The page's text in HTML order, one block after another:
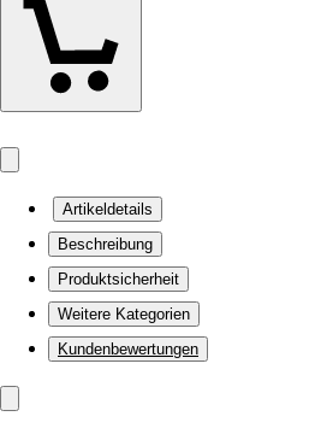
Artikeldetails
Beschreibung
Produktsicherheit
Weitere Kategorien
Kundenbewertungen